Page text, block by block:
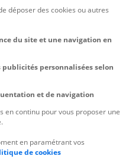
déposer des cookies ou autres
du site et une navigation en
personnalisées selon
et de navigation
en continu pour vous proposer une
en paramétrant vos
de cookies